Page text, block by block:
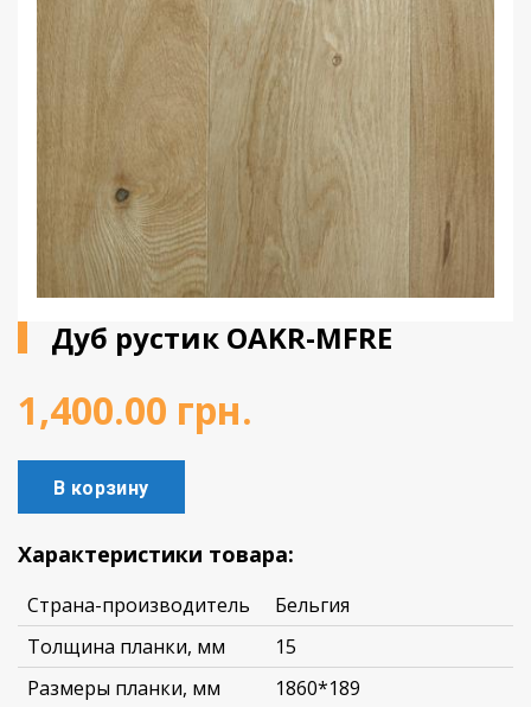
Дуб рустик OAKR-MFRE
1,400.00 грн.
В корзину
Характеристики товара:
Страна-производитель
Бельгия
Толщина планки, мм
15
Размеры планки, мм
1860*189
Ламинат
Виниловое покрытие
Подоконники